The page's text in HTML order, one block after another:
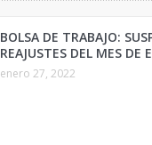
BOLSA DE TRABAJO:
REAJUSTES DEL MES DE
enero 27, 2022